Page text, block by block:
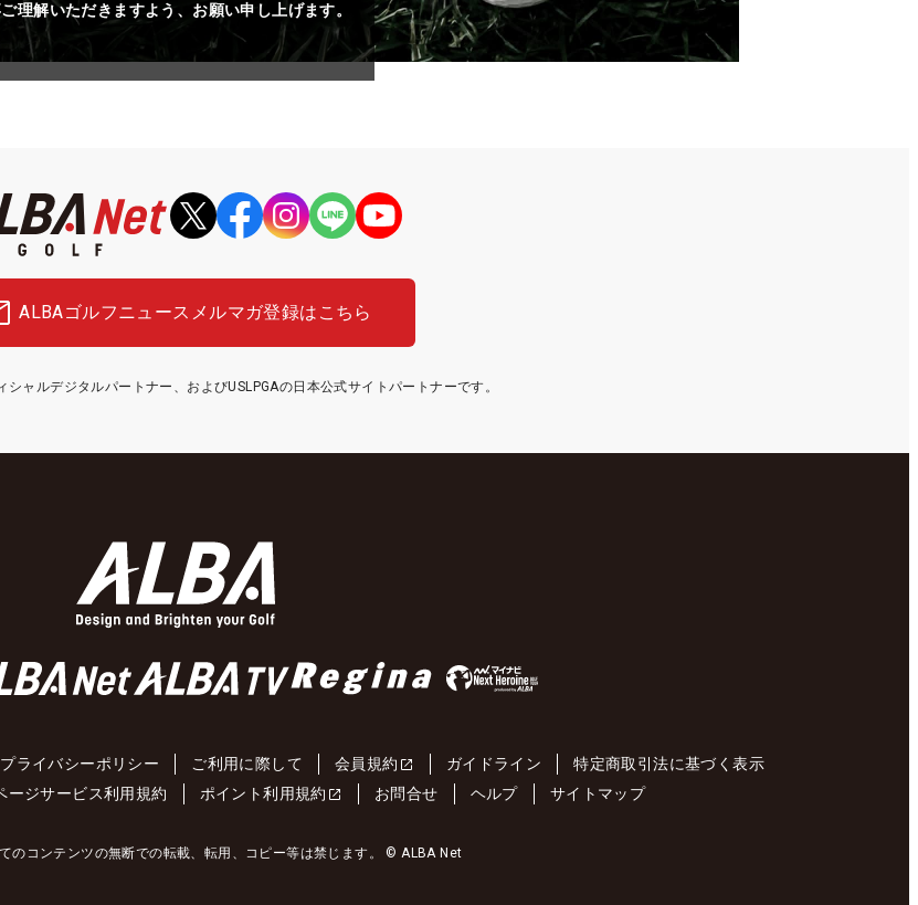
理解いただきますよう、お願い申し上げます。
ALBAゴルフニュース メルマガ登録はこちら
シャルデジタルパートナー、およびUSLPGAの日本公式サイトパートナーです。
プライバシーポリシー ご利用に際して 会員規約 ガイドライン
特定商取引法に基づく表示
ージサービス利用規約 ポイント利用規約 お問合せ ヘルプ サイトマップ
のコンテンツの無断での転載、転用、コピー等は禁じます。 © ALBA Net